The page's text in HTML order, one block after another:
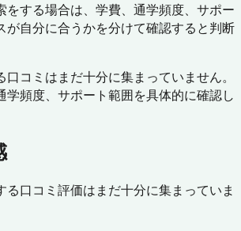
をする場合は、学費、通学頻度、サポー
が自分に合うかを分けて確認すると判断
コミはまだ十分に集まっていません。
学頻度、サポート範囲を具体的に確認し
る口コミ評価はまだ十分に集まっていま